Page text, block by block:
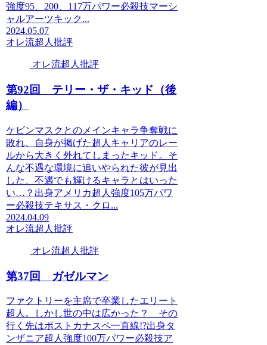
強度95、200、117万パワー必殺技マーシ
ャルアーツキック...
2024.05.07
オレ流超人批評
オレ流超人批評
第92回 テリー・ザ・キッド（後
編）
ケビンマスクとのメインキャラ争奪戦に
敗れ、自身が掲げた超人キャリアのレー
ルから大きく外れてしまったキッド。そ
んな不遇な環境に追いやられた彼が見出
した、不遇でも輝けるキャラとはいった
い…？出身アメリカ超人強度105万パワ
ー必殺技テキサス・クロ...
2024.04.09
オレ流超人批評
オレ流超人批評
第37回 ガゼルマン
ファクトリーを主席で卒業したエリート
超人。しかし世の中は広かった？ その
行く先はポストカナスペ一直線!?出身タ
ンザニア超人強度100万パワー必殺技ア